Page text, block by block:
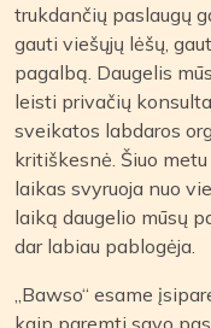
trukdančių paslaugų
gauti viešųjų lėšų,
pagalbą. Daugelis
leisti privačių
sveikatos labdaros
kritiškesnė. Šiuo
laikas svyruoja nuo
laiką daugelio mūsų
dar labiau pablogėja.
„Bawso“ esame
kaip paremti savo